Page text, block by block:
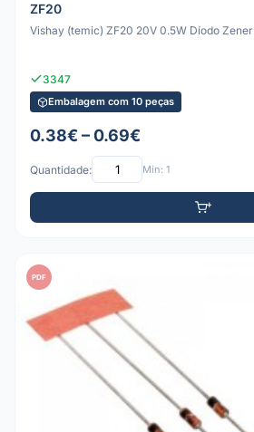
ZF20
Vishay (temic) ZF20 20V 0.5W Díodo Zener
3347
Embalagem com 10 peças
0.38€ – 0.69€
Quantidade: Mín: 1
PDF